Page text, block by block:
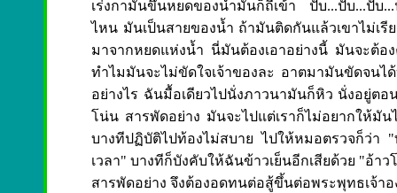
เร่งกามันขึ้นหยดของน้ำมันก็ถี่เข้า ปั๊บ...ปั๊บ...ปั๊บ
ไหน มันเป็นสายของน้ำ ถ้ามันติดกันแล้วเขาไม่เรี
มาจากหยดแห่งน้ำ นี่มันต้องเอาอย่างนี้ มันจะต้อ
ทำไมมันจะไม่ขัดใจเจ้าของละ อาตมามันขัดจน
อย่างไร ฉันมื้อเดียวไปนั่งภาวนามันก็หิว นั่งอยู่ต
โน่น สารพัดอย่าง มันจะไปแต่เราก็ไม่อยากให้มั
บางทีปฏิบัติไปท้องไม่สบาย ไปให้หมอตรวจก็ว่า
เวลา" บางทีก็บังคับให้ฉันข้าวเย็นอีกเสียด้วย "อ้
สารพัดอย่าง จึงต้องอดทนต่อสู้ขึ้นต่อพระพุทธเจ้าอ